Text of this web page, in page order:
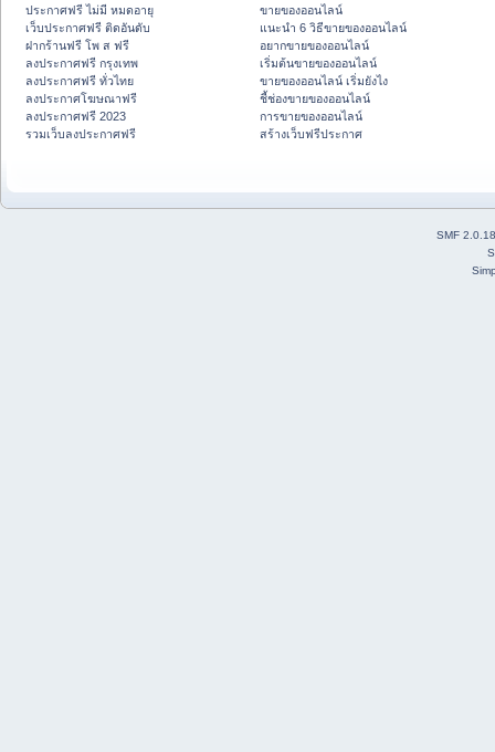
ประกาศฟรี ไม่มี หมดอายุ
เว็บประกาศฟรี ติดอันดับ
ฝากร้านฟรี โพ ส ฟรี
ลงประกาศฟรี กรุงเทพ
ลงประกาศฟรี ทั่วไทย
ลงประกาศโฆษณาฟรี
ลงประกาศฟรี 2023
รวมเว็บลงประกาศฟรี
ขายของออนไลน์
แนะนำ 6 วิธีขายของออนไลน์
อยากขายของออนไลน์
เริ่มต้นขายของออนไลน์
ขายของออนไลน์ เริ่มยังไง
ชี้ช่องขายของออนไลน์
การขายของออนไลน์
สร้างเว็บฟรีประกาศ
SMF 2.0.18